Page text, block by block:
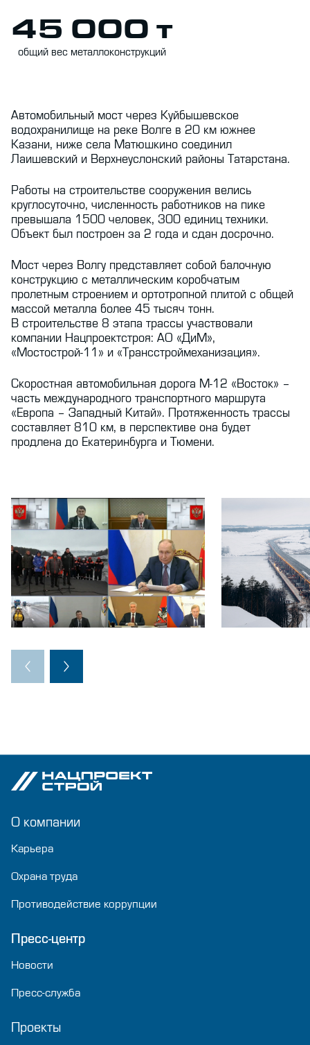
45 000 т
общий вес металлоконструкций
Автомобильный мост через Куйбышевское
водохранилище на реке Волге в 20 км южнее
Казани, ниже села Матюшкино соединил
Лаишевский и Верхнеуслонский районы Татарстана.
Работы на строительстве сооружения велись
круглосуточно, численность работников на пике
превышала 1500 человек, 300 единиц техники.
Объект был построен за 2 года и сдан досрочно.
Мост через Волгу представляет собой балочную
конструкцию с металлическим коробчатым
пролетным строением и ортотропной плитой с общей
массой металла более 45 тысяч тонн.
В строительстве 8 этапа трассы участвовали
компании Нацпроектстроя: АО «ДиМ»,
«Мостострой-11» и «Трансстроймеханизация».
Скоростная автомобильная дорога М-12 «Восток» –
часть международного транспортного маршрута
«Европа – Западный Китай». Протяженность трассы
составляет 810 км, в перспективе она будет
продлена до Екатеринбурга и Тюмени.
О компании
Карьера
Охрана труда
Противодействие коррупции
Пресс-центр
Новости
Пресс-служба
Проекты